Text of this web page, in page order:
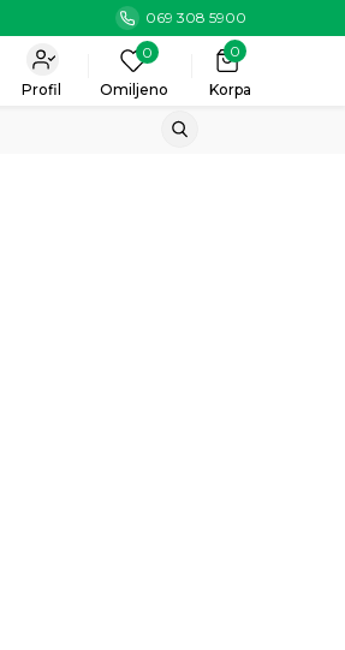
069 308 5900
Korpa
0
0
Omiljeno
Profil